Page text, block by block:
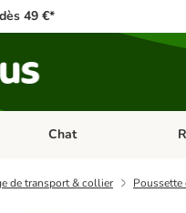
49 €*
Dérouler les catégories:
Chat
de transport & collier Poussette